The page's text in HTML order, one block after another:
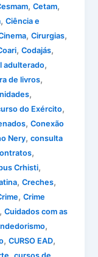
,Cetam,
,Ciência e
,Cirurgias,
,Codajás,
adulterado,
de livros,
,
do Exército,
,Conexão
Nery,consulta
,
Crhisti,
,Creches,
,Crime
,Cuidados com as
,
,CURSO EAD,